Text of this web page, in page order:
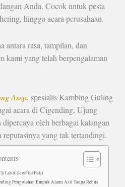
Anda. Cocok untuk pesta
hingga acara perusahaan.
antara rasa, tampilan, dan
kami yang telah berpengalaman
Asep, spesialis Kambing Guling
acara di Cigending, Ujung
oleh berbagai kalangan
yang tak tertandingi.
Lab & Sertifikat Halal
Pengolahan Empuk Alami Asli Tanpa Rebus